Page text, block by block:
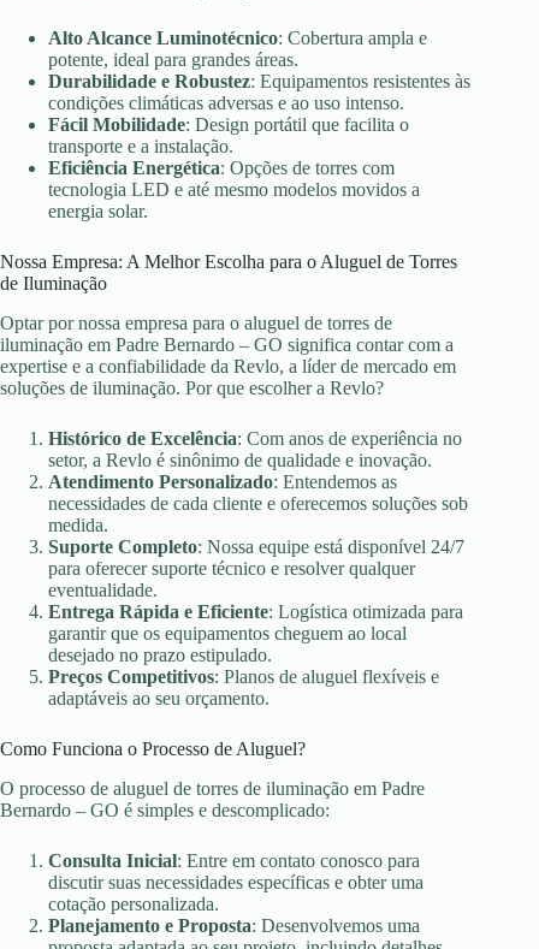
Alto Alcance Luminotécnico: Cobertura ampla e
potente, ideal para grandes áreas.
Durabilidade e Robustez: Equipamentos resistentes às
condições climáticas adversas e ao uso intenso.
Fácil Mobilidade: Design portátil que facilita o
transporte e a instalação.
Eficiência Energética: Opções de torres com
tecnologia LED e até mesmo modelos movidos a
energia solar.
Nossa Empresa: A Melhor Escolha para o Aluguel de Torres
de Iluminação
Optar por nossa empresa para o aluguel de torres de
iluminação em Padre Bernardo – GO significa contar com a
expertise e a confiabilidade da Revlo, a líder de mercado em
soluções de iluminação. Por que escolher a Revlo?
Histórico de Excelência: Com anos de experiência no
setor, a Revlo é sinônimo de qualidade e inovação.
Atendimento Personalizado: Entendemos as
necessidades de cada cliente e oferecemos soluções sob
medida.
Suporte Completo: Nossa equipe está disponível 24/7
para oferecer suporte técnico e resolver qualquer
eventualidade.
Entrega Rápida e Eficiente: Logística otimizada para
garantir que os equipamentos cheguem ao local
desejado no prazo estipulado.
Preços Competitivos: Planos de aluguel flexíveis e
adaptáveis ao seu orçamento.
Como Funciona o Processo de Aluguel?
O processo de aluguel de torres de iluminação em Padre
Bernardo – GO é simples e descomplicado:
Consulta Inicial: Entre em contato conosco para
discutir suas necessidades específicas e obter uma
cotação personalizada.
Planejamento e Proposta: Desenvolvemos uma